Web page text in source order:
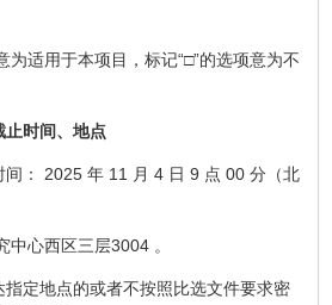
适用于本项目，标记“□”的选项意为不
止时间、地点
： 2025 年 11 月 4 日 9 点 00 分（北
心西区三层3004 。
定地点的或者不按照比选文件要求密